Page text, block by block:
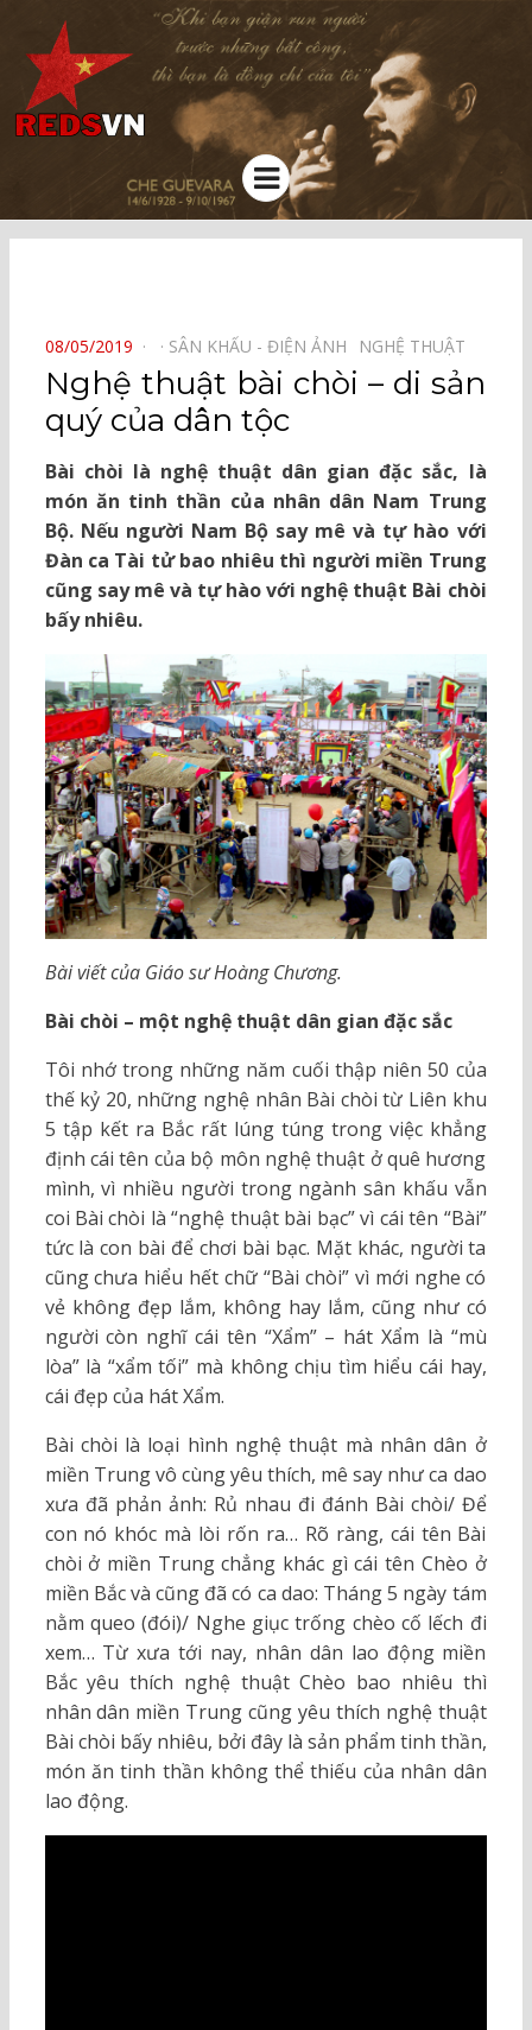
Kênh chia sẻ tri thức cộng đồng
Menu
POSTED
ON
08/05/2019 SÂN KHẤU - ĐIỆN ẢNH⠀ NGHỆ THUẬT⠀
Nghệ thuật bài chòi – di sản
quý của dân tộc
Bài chòi là nghệ thuật dân gian đặc sắc, là
món ăn tinh thần của nhân dân Nam Trung
Bộ. Nếu người Nam Bộ say mê và tự hào với
Đàn ca Tài tử bao nhiêu thì người miền Trung
cũng say mê và tự hào với nghệ thuật Bài chòi
bấy nhiêu.
Bài viết của Giáo sư Hoàng Chương.
Bài chòi – một nghệ thuật dân gian đặc sắc
Tôi nhớ trong những năm cuối thập niên 50 của
thế kỷ 20, những nghệ nhân Bài chòi từ Liên khu
5 tập kết ra Bắc rất lúng túng trong việc khẳng
định cái tên của bộ môn nghệ thuật ở quê hương
mình, vì nhiều người trong ngành sân khấu vẫn
coi Bài chòi là “nghệ thuật bài bạc” vì cái tên “Bài”
tức là con bài để chơi bài bạc. Mặt khác, người ta
cũng chưa hiểu hết chữ “Bài chòi” vì mới nghe có
vẻ không đẹp lắm, không hay lắm, cũng như có
người còn nghĩ cái tên “Xẩm” – hát Xẩm là “mù
lòa” là “xẩm tối” mà không chịu tìm hiểu cái hay,
cái đẹp của hát Xẩm.
Bài chòi là loại hình nghệ thuật mà nhân dân ở
miền Trung vô cùng yêu thích, mê say như ca dao
xưa đã phản ảnh: Rủ nhau đi đánh Bài chòi/ Để
con nó khóc mà lòi rốn ra… Rõ ràng, cái tên Bài
chòi ở miền Trung chẳng khác gì cái tên Chèo ở
miền Bắc và cũng đã có ca dao: Tháng 5 ngày tám
nằm queo (đói)/ Nghe giục trống chèo cố lếch đi
xem… Từ xưa tới nay, nhân dân lao động miền
Bắc yêu thích nghệ thuật Chèo bao nhiêu thì
nhân dân miền Trung cũng yêu thích nghệ thuật
Bài chòi bấy nhiêu, bởi đây là sản phẩm tinh thần,
món ăn tinh thần không thể thiếu của nhân dân
lao động.